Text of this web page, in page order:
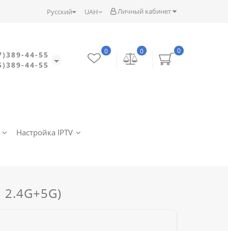
Личный кабинет
UAH
Русский
44-55
44-55
0
0
0
Настройка IPTV